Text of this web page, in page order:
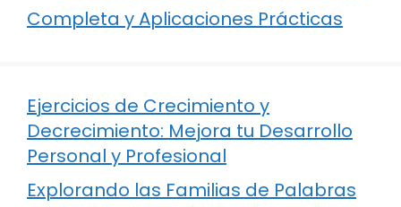
Completa y Aplicaciones Prácticas
Ejercicios de Crecimiento y
Decrecimiento: Mejora tu Desarrollo
Personal y Profesional
Explorando las Familias de Palabras